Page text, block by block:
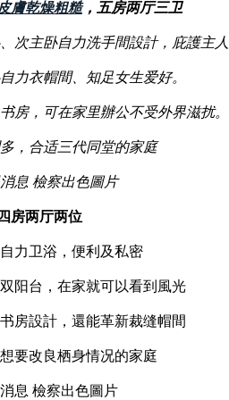
膚乾燥粗糙，五房两厅三卫
次主卧自力洗手間設計，庇護主
力衣帽間、知足女生爱好。
房，可在家里辦公不受外界滋扰。
，合适三代同堂的家庭
息 檢察出色圖片
房两厅两位
力卫浴，便利及私密
阳台，在家就可以看到風光
房設計，還能革新裁缝帽間
要改良栖身情况的家庭
息 檢察出色圖片